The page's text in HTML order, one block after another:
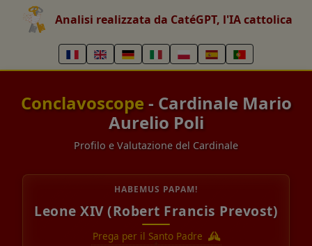
Analisi realizzata da CatéGPT, l'IA cattolica
Conclavoscope - Cardinale Mario
Aurelio Poli
Profilo e Valutazione del Cardinale
HABEMUS PAPAM!
Leone XIV (Robert Francis Prevost)
Prega per il Santo Padre